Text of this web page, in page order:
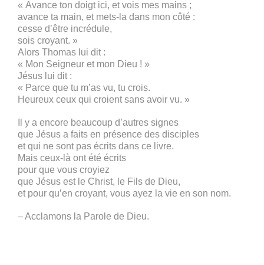
« Avance ton doigt ici, et vois mes mains ;
avance ta main, et mets-la dans mon côté :
cesse d’être incrédule,
sois croyant. »
Alors Thomas lui dit :
« Mon Seigneur et mon Dieu ! »
Jésus lui dit :
« Parce que tu m’as vu, tu crois.
Heureux ceux qui croient sans avoir vu. »
Il y a encore beaucoup d’autres signes
que Jésus a faits en présence des disciples
et qui ne sont pas écrits dans ce livre.
Mais ceux-là ont été écrits
pour que vous croyiez
que Jésus est le Christ, le Fils de Dieu,
et pour qu’en croyant, vous ayez la vie en son nom.
– Acclamons la Parole de Dieu.